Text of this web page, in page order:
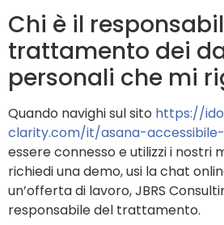
Chi è il
trattamento dei
personali che mi
Quando navighi sul sito https://
clarity.com/it/asana-
essere connesso e utilizzi i nostri
richiedi una demo, usi la chat
un’offerta di lavoro, JBRS
responsabile del trattamento.